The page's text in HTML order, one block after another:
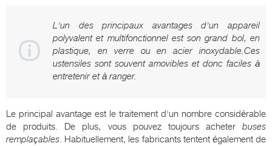
L'un des principaux avantages d'un appareil
polyvalent et multifonctionnel est son grand bol, en
plastique, en verre ou en acier inoxydable.Ces
ustensiles sont souvent amovibles et donc faciles à
entretenir et à ranger.
Le principal avantage est le traitement d'un nombre considérable
de produits. De plus, vous pouvez toujours acheter buses
remplaçables. Habituellement, les fabricants tentent également de